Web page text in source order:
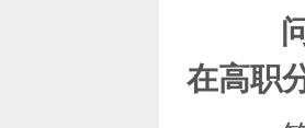
在高职